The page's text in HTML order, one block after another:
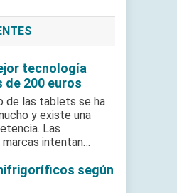
tecnología
de 200 euros
de las tablets se ha
y existe una
Las
intentan…
según